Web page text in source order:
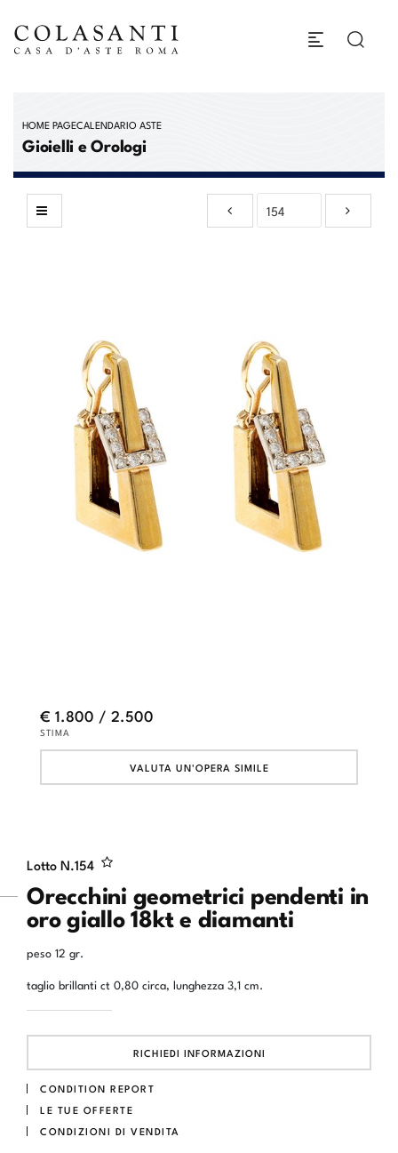
HOME PAGECALENDARIO ASTE
Gioielli e Orologi
Lotto N.154
Orecchini geometrici pendenti in
oro giallo 18kt e diamanti
peso 12 gr.
taglio brillanti ct 0,80 circa, lunghezza 3,1 cm.
RICHIEDI INFORMAZIONI
CONDITION REPORT
LE TUE OFFERTE
CONDIZIONI DI VENDITA
€ 1.800 / 2.500
STIMA
VALUTA UN'OPERA SIMILE